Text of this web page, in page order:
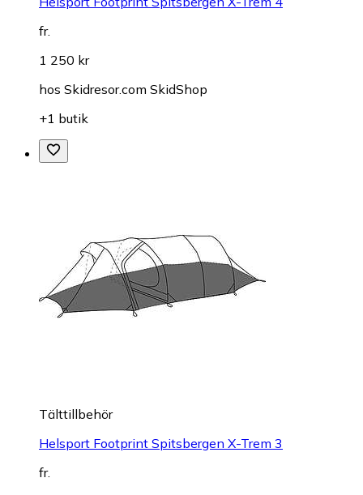
fr.
1 250 kr
hos Skidresor.com SkidShop
+1 butik
Tälttillbehör
Helsport Footprint Spitsbergen X-Trem 3
fr.